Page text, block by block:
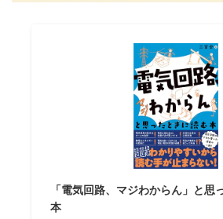
「電気回路、マジわからん」と思
本